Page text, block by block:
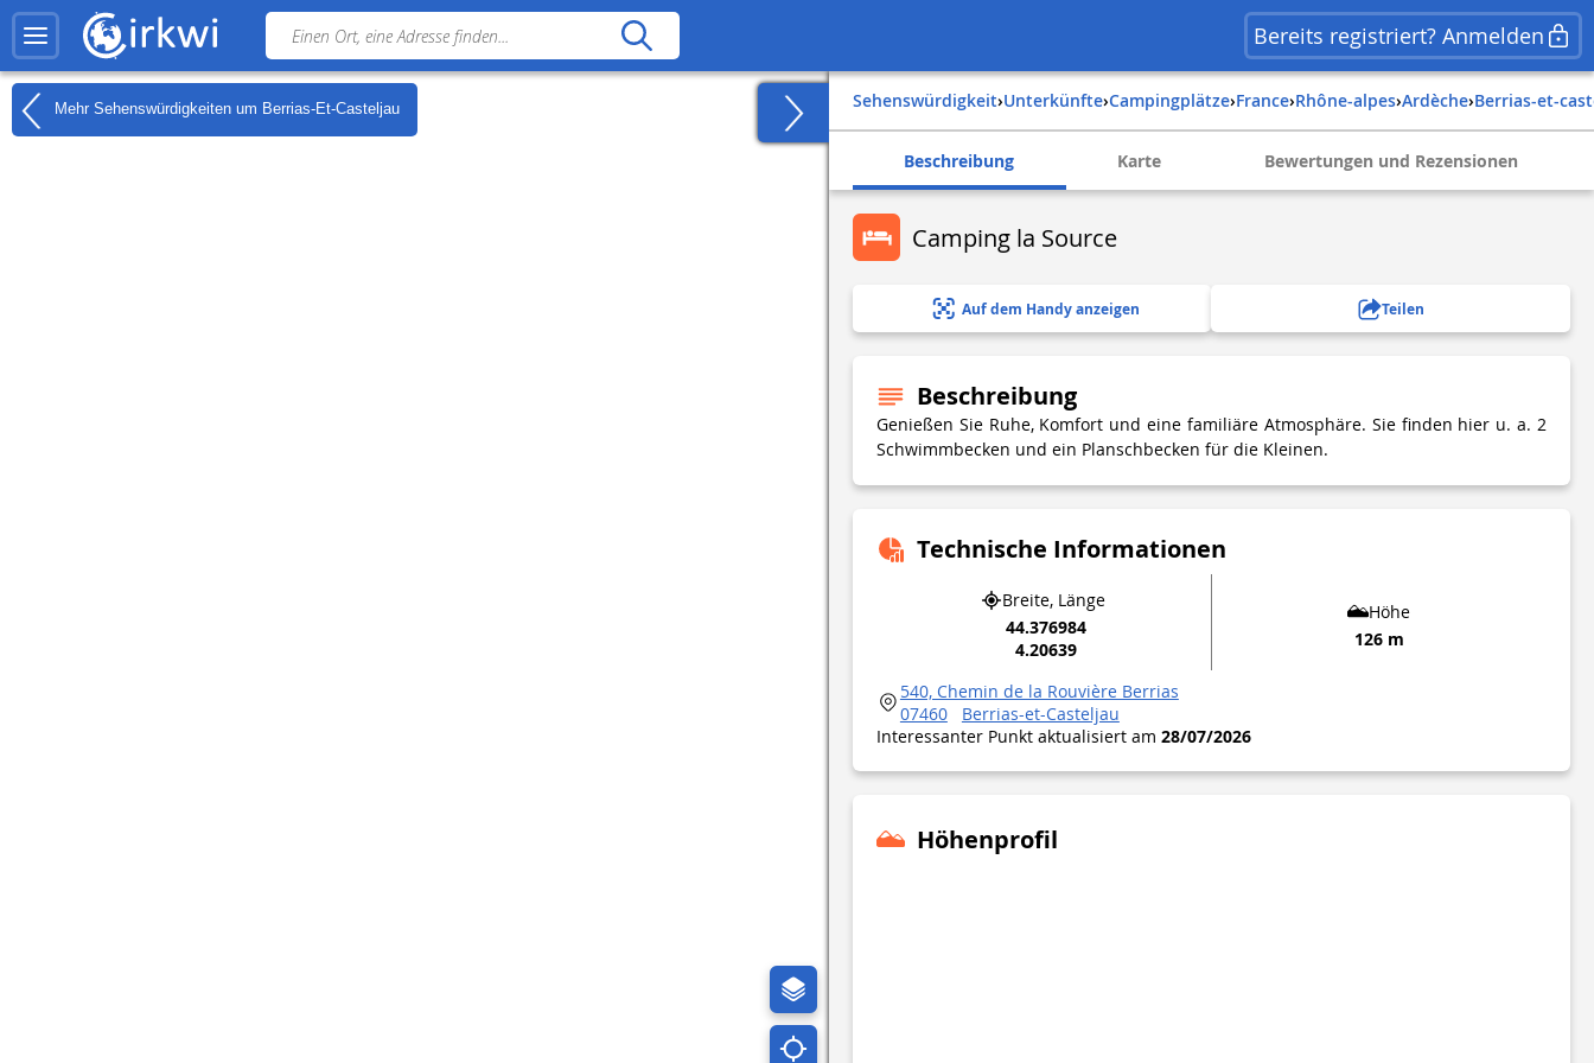
Bereits registriert? Anmelden
Mehr Sehenswürdigkeiten um Berrias-Et-Casteljau Sehenswürdigkeit› Unterkünfte› Campingplätze› france› rhône-alpes› ardèche› berrias-et-
Beschreibung Karte Bewertungen und Rezensionen
Camping la Source
Auf dem Handy anzeigen Teilen
Beschreibung
Genießen Sie Ruhe, Komfort und eine familiäre Atmosphäre. Sie finden hier u. a. 2
Schwimmbecken und ein Planschbecken für die Kleinen.
Technische Informationen
Breite, Länge
44.376984
4.20639
Höhe
126 m
540, Chemin de la Rouvière Berrias
07460
Berrias-et-Casteljau
Interessanter Punkt aktualisiert am 28/07/2026
Höhenprofil